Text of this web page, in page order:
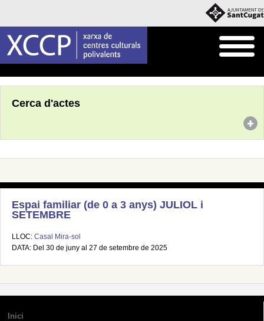
Cerca d'actes
Espai familiar (de 0 a 3 anys) JULIOL i
SETEMBRE
LLOC: Casal Mira-sol
DATA: Del 30 de juny al 27 de setembre de 2025
Inici